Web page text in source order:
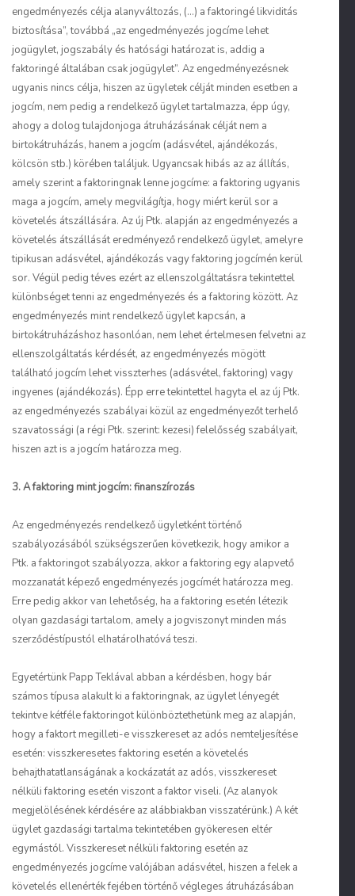
engedményezés célja alanyváltozás, (…) a faktoringé likviditás
biztosítása”, továbbá „az engedményezés jogcíme lehet
jogügylet, jogszabály és hatósági határozat is, addig a
faktoringé általában csak jogügylet”. Az engedményezésnek
ugyanis nincs célja, hiszen az ügyletek célját minden esetben a
jogcím, nem pedig a rendelkező ügylet tartalmazza, épp úgy,
ahogy a dolog tulajdonjoga átruházásának célját nem a
birtokátruházás, hanem a jogcím (adásvétel, ajándékozás,
kölcsön stb.) körében találjuk. Ugyancsak hibás az az állítás,
amely szerint a faktoringnak lenne jogcíme: a faktoring ugyanis
maga a jogcím, amely megvilágítja, hogy miért kerül sor a
követelés átszállására. Az új Ptk. alapján az engedményezés a
követelés átszállását eredményező rendelkező ügylet, amelyre
tipikusan adásvétel, ajándékozás vagy faktoring jogcímén kerül
sor. Végül pedig téves ezért az ellenszolgáltatásra tekintettel
különbséget tenni az engedményezés és a faktoring között. Az
engedményezés mint rendelkező ügylet kapcsán, a
birtokátruházáshoz hasonlóan, nem lehet értelmesen felvetni az
ellenszolgáltatás kérdését, az engedményezés mögött
található jogcím lehet visszterhes (adásvétel, faktoring) vagy
ingyenes (ajándékozás). Épp erre tekintettel hagyta el az új Ptk.
az engedményezés szabályai közül az engedményezőt terhelő
szavatossági (a régi Ptk. szerint: kezesi) felelősség szabályait,
hiszen azt is a jogcím határozza meg.
3. A faktoring mint jogcím: finanszírozás
Az engedményezés rendelkező ügyletként történő
szabályozásából szükségszerűen következik, hogy amikor a
Ptk. a faktoringot szabályozza, akkor a faktoring egy alapvető
mozzanatát képező engedményezés jogcímét határozza meg.
Erre pedig akkor van lehetőség, ha a faktoring esetén létezik
olyan gazdasági tartalom, amely a jogviszonyt minden más
szerződéstípustól elhatárolhatóvá teszi.
Egyetértünk PappTeklával abban a kérdésben, hogy bár
számos típusa alakult ki a faktoringnak, az ügylet lényegét
tekintve kétféle faktoringot különböztethetünk meg az alapján,
hogy a faktort megilleti-e visszkereset az adós nemteljesítése
esetén: visszkeresetes faktoring esetén a követelés
behajthatatlanságának a kockázatát az adós, visszkereset
nélküli faktoring esetén viszont a faktor viseli. (Az alanyok
megjelölésének kérdésére az alábbiakban visszatérünk.) A két
ügylet gazdasági tartalma tekintetében gyökeresen eltér
egymástól. Visszkereset nélküli faktoring esetén az
engedményezés jogcíme valójában adásvétel, hiszen a felek a
követelés ellenérték fejében történő végleges átruházásában